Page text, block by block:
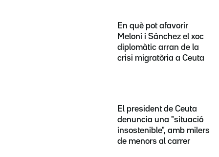
En què pot afavorir
Meloni i Sánchez el xoc
diplomàtic arran de la
crisi migratòria a Ceuta
El president de Ceuta
denuncia una "situació
insostenible", amb milers
de menors al carrer